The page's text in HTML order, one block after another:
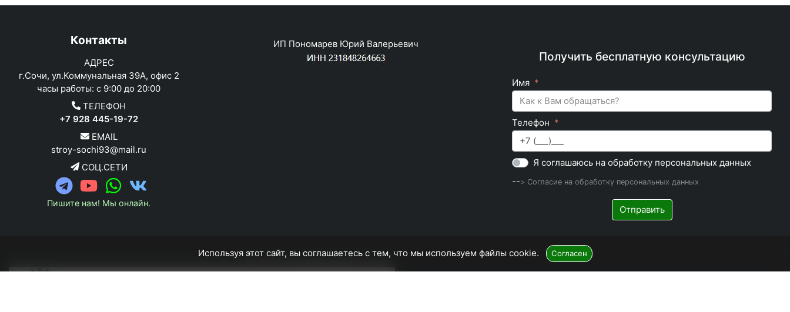
Контакты
АДРЕС
г.Сочи, ул.Коммунальная 39А, офис 2
часы работы: с 9:00 до 20:00
ТЕЛЕФОН
+7 928 445-19-72
EMAIL
stroy-sochi93@mail.ru
СОЦ.СЕТИ
Пишите нам! Мы онлайн.
ИП Пономарев Юрий Валерьевич
Получить бесплатную консультацию
Имя
Телефон
Я соглашаюсь на обработку персональных данных
--> Согласие на обработку персональных данных
Отправить
Политика конфиденциальности
Используя этот сайт, вы соглашаетесь с тем, что мы используем файлы cookie. Согласен